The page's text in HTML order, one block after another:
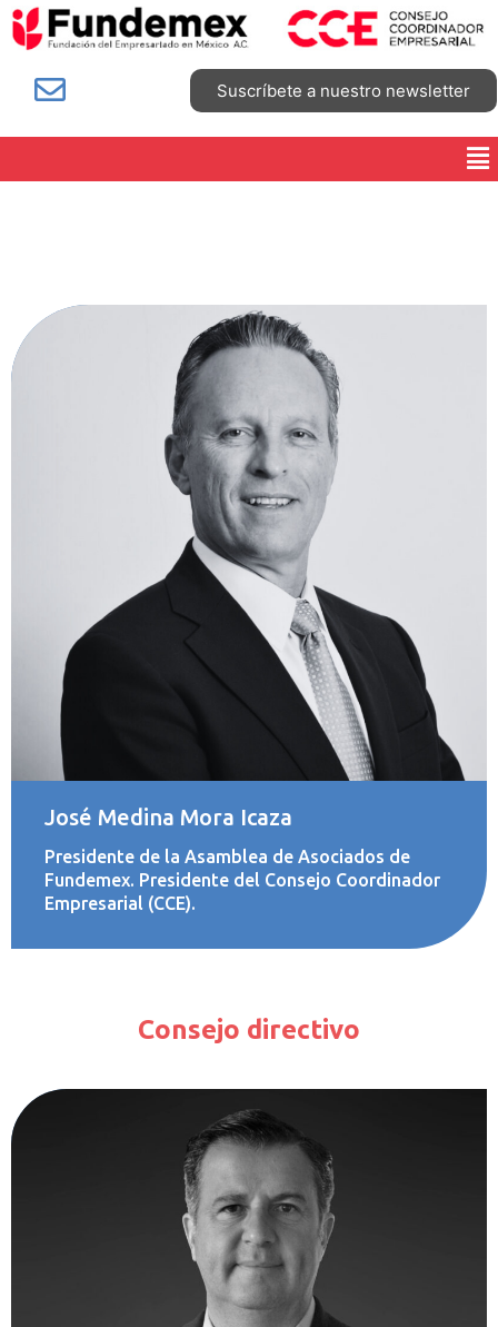
Suscríbete a nuestro newsletter
José Medina Mora Icaza
Presidente de la Asamblea de Asociados de
Fundemex. Presidente del Consejo Coordinador
Empresarial (CCE).
Consejo directivo